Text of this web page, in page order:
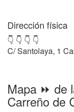
Dirección física
👇 👇 👇 👇
C/ Santolaya, 1
Mapa ⏩ de
Carreño de